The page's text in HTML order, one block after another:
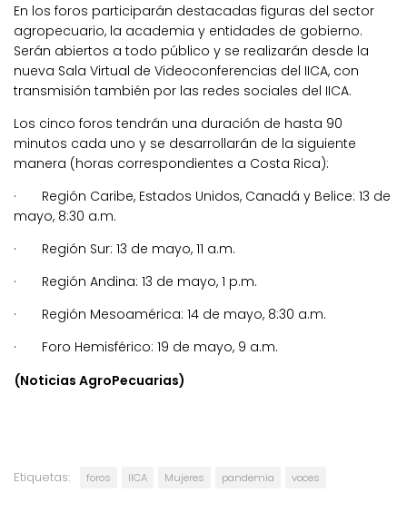
En los foros participarán destacadas figuras del sector
agropecuario, la academia y entidades de gobierno.
Serán abiertos a todo público y se realizarán desde la
nueva Sala Virtual de Videoconferencias del IICA, con
transmisión también por las redes sociales del IICA.
Los cinco foros tendrán una duración de hasta 90
minutos cada uno y se desarrollarán de la siguiente
manera (horas correspondientes a Costa Rica):
· Región Caribe, Estados Unidos, Canadá y Belice: 13 de
mayo, 8:30 a.m.
· Región Sur: 13 de mayo, 11 a.m.
· Región Andina: 13 de mayo, 1 p.m.
· Región Mesoamérica: 14 de mayo, 8:30 a.m.
· Foro Hemisférico: 19 de mayo, 9 a.m.
(Noticias AgroPecuarias)
Etiquetas: foros IICA Mujeres pandemia voces